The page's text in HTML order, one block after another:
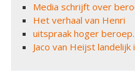
Media schrijft over
Het verhaal van Henri
uitspraak hoger beroep.
Jaco van Heijst